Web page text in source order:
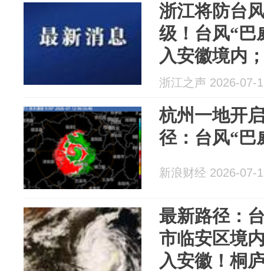
浙江将防台
级！台风“巴
入安徽境内
运营；杭州
浙江之声 2026-07-
杭州一地开
径：台风“巴
新浪财经 2026-07-
最新路径：
市临安区境
入安徽！桐